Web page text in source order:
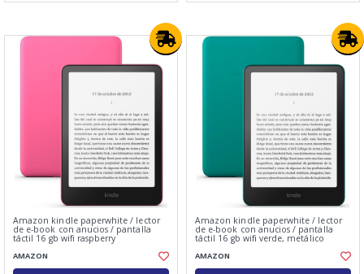
Amazon kindle paperwhite / lector
de e-book con anucios / pantalla
táctil 16 gb wifi raspberry
AMAZON
Amazon kindle paperwhite / lector
de e-book con anucios / pantalla
táctil 16 gb wifi verde, metálico
AMAZON